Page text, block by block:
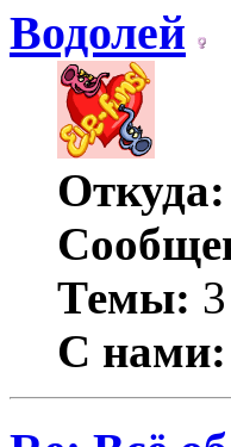
Водолей
Откуда:
Темы: 3
С нами: